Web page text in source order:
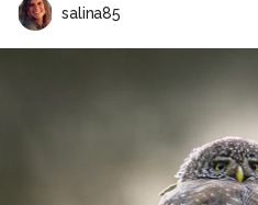
salina85